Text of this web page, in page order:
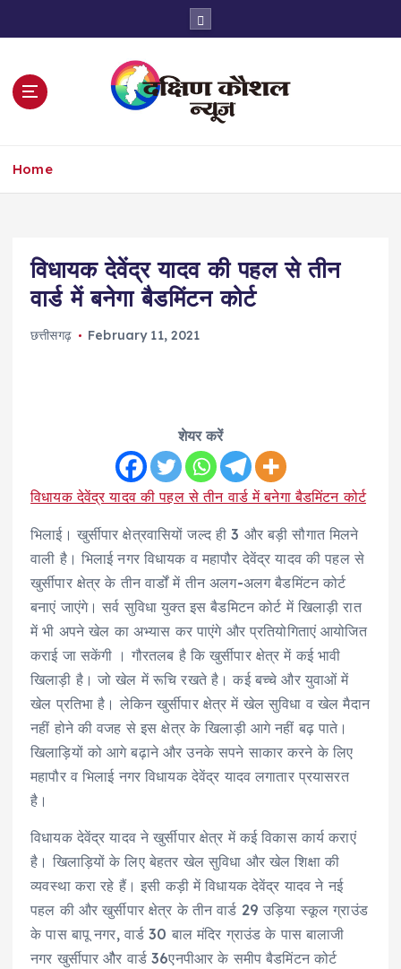
t
Home
विधायक देवेंद्र यादव की पहल से तीन
वार्ड में बनेगा बैडमिंटन कोर्ट
छत्तीसगढ़ February 11, 2021
शेयर करें
विधायक देवेंद्र यादव की पहल से तीन वार्ड में बनेगा बैडमिंटन कोर्ट
भिलाई। खुर्सीपार क्षेत्रवासियों जल्द ही 3 और बड़ी सौगात मिलने
वाली है। भिलाई नगर विधायक व महापौर देवेंद्र यादव की पहल से
खुर्सीपार क्षेत्र के तीन वार्डों में तीन अलग-अलग बैडमिंटन कोर्ट
बनाएं जाएंगे। सर्व सुविधा युक्त इस बैडमिटन कोर्ट में खिलाड़ी रात
में भी अपने खेल का अभ्यास कर पाएंगे और प्रतियोगिताएं आयोजित
कराई जा सकेंगी । गौरतलब है कि खुर्सीपार क्षेत्र में कई भावी
खिलाड़ी है। जो खेल में रूचि रखते है। कई बच्चे और युवाओं में
खेल प्रतिभा है। लेकिन खुर्सीपार क्षेत्र में खेल सुविधा व खेल मैदान
नहीं होने की वजह से इस क्षेत्र के खिलाड़ी आगे नहीं बढ़ पाते।
खिलाड़ियों को आगे बढ़ाने और उनके सपने साकार करने के लिए
महापौर व भिलाई नगर विधायक देवेंद्र यादव लगातार प्रयासरत
है।
विधायक देवेंद्र यादव ने खुर्सीपार क्षेत्र में कई विकास कार्य कराएं
है। खिलाड़ियों के लिए बेहतर खेल सुविधा और खेल शिक्षा की
व्यवस्था करा रहे हैं। इसी कड़ी में विधायक देवेंद्र यादव ने नई
पहल की और खुर्सीपार क्षेत्र के तीन वार्ड 29 उड़िया स्कूल ग्राउंड
के पास बापू नगर, वार्ड 30 बाल मंदिर ग्राउंड के पास बालाजी
नगर खुर्सीपार औैर वार्ड 36एनपीआर के समीप बैडमिंटन कोर्ट